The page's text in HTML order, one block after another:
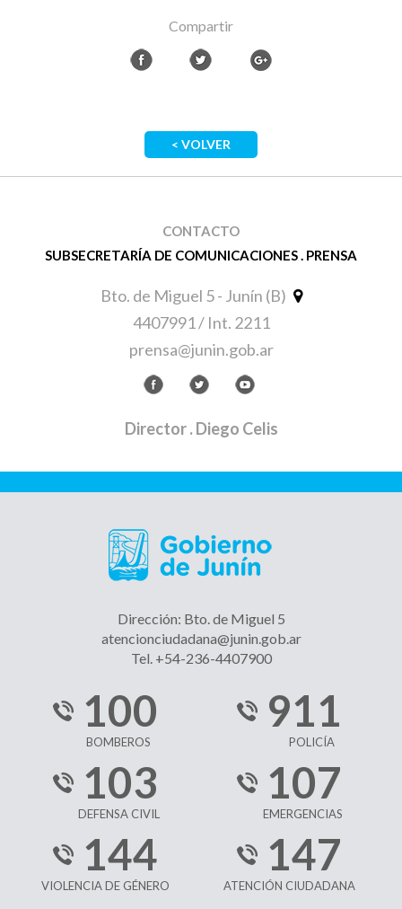
Compartir
< VOLVER
CONTACTO
SUBSECRETARÍA DE COMUNICACIONES . PRENSA
Bto. de Miguel 5 - Junín (B)
4407991 / Int. 2211
prensa@junin.gob.ar
Director. Diego Celis
Dirección: Bto. de Miguel 5
atencionciudadana@junin.gob.ar
Tel. +54-236-4407900
100
BOMBEROS
911
POLICÍA
103
DEFENSA CIVIL
107
EMERGENCIAS
144
VIOLENCIA DE GÉNERO
147
ATENCIÓN CIUDADANA